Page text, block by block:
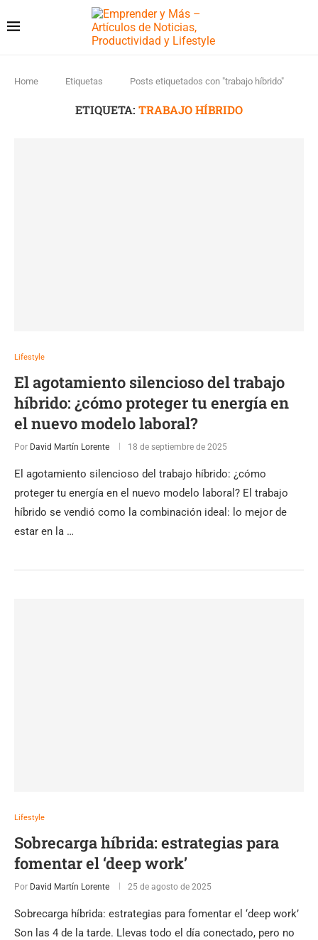
Home Etiquetas Posts etiquetados con "trabajo híbrido"
ETIQUETA: TRABAJO HÍBRIDO
Lifestyle
El agotamiento silencioso del trabajo
híbrido: ¿cómo proteger tu energía en
el nuevo modelo laboral?
Por David Martín Lorente 18 de septiembre de 2025
El agotamiento silencioso del trabajo híbrido: ¿cómo
proteger tu energía en el nuevo modelo laboral? El trabajo
híbrido se vendió como la combinación ideal: lo mejor de
estar en la …
Lifestyle
Sobrecarga híbrida: estrategias para
fomentar el ‘deep work’
Por David Martín Lorente 25 de agosto de 2025
Sobrecarga híbrida: estrategias para fomentar el ‘deep work’
Son las 4 de la tarde. Llevas todo el día conectado, pero no